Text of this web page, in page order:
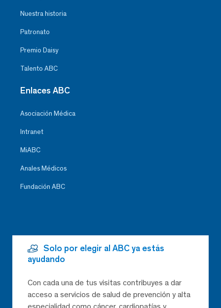
Nuestra historia
Patronato
Premio Daisy
Talento ABC
Enlaces ABC
Asociación Médica
Intranet
MiABC
Anales Médicos
Fundación ABC
Solo por elegir al ABC ya estás
ayudando
Con cada una de tus visitas contribuyes a dar
acceso a servicios de salud de prevención y alta